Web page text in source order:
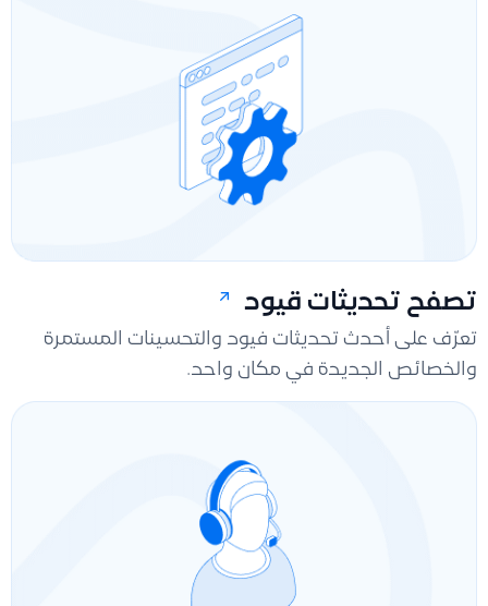
تصفح تحديثات قيود
تعرّف على أحدث تحديثات فيود والتحسينات المستمرة
والخصائص الجديدة في مكان واحد.